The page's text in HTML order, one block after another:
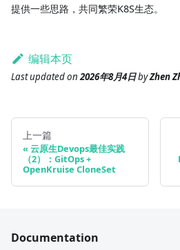
提供一些思路，共同繁荣K8S生态。
编辑本页
Last updatedon2026年8月4日byZhen
上一篇
云原生Devops最佳实践
（2）：GitOps +
OpenKruise CloneSet
Documentation